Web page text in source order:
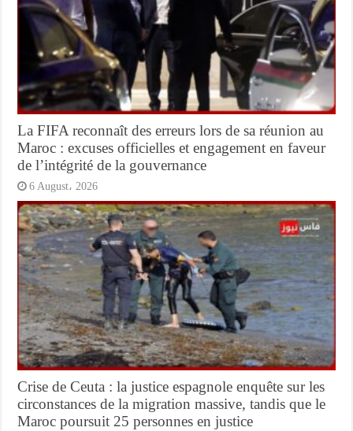
La FIFA reconnaît des erreurs lors de sa réunion au
Maroc : excuses officielles et engagement en faveur
de l’intégrité de la gouvernance
6 August، 2026
Crise de Ceuta : la justice espagnole enquête sur les
circonstances de la migration massive, tandis que le
Maroc poursuit 25 personnes en justice